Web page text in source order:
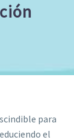
para
el